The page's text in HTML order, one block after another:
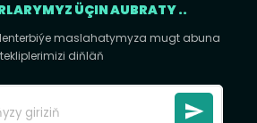
ÜÇIN AUBRATY ..
maslahatymyza mugt abuna
diňläň